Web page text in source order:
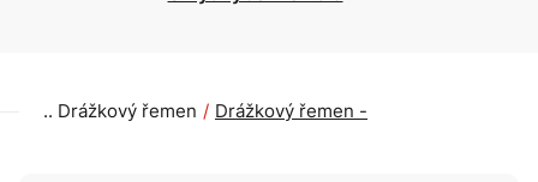
Drážkový řemen Drážkový řemen -